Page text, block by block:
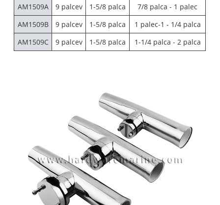
AM1509A 9 palcev 1-5/8 palca
7/8 palca - 1 palec
AM1509B
9 palcev 1-5/8 palca
1 palec-1 - 1/4 palca
AM1509C
9 palcev 1-5/8 palca 1-1/4 palca - 2 palca